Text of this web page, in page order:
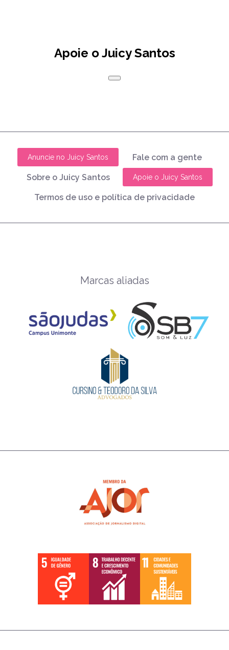
Apoie o Juicy Santos
Anuncie no Juicy Santos Fale com a gente
Sobre o Juicy Santos Apoie o Juicy Santos
Termos de uso e política de privacidade
Marcas aliadas